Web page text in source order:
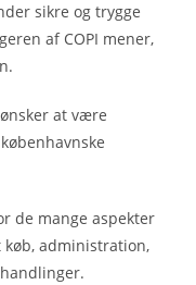
sikre og trygge
af COPI mener,
at være
de mange aspekter
administration,